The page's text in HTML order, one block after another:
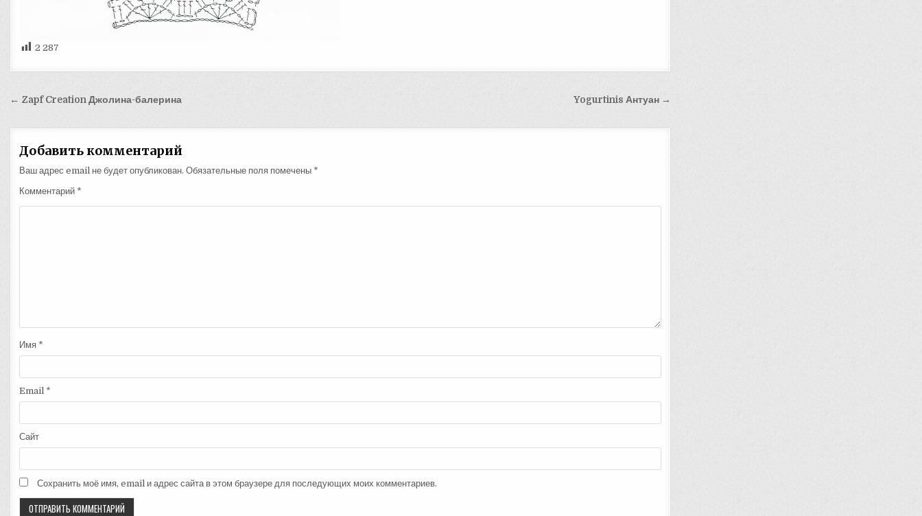
2 287
Навигация
записям
Yogurtinis Антуан →
← Zapf Creation Джолина-балерина
Добавить комментарий
Ваш адрес email не будет опубликован. Обязательные поля помечены *
Комментарий *
Имя *
Email *
Сайт
Сохранить моё имя, email и адрес сайта в этом браузере для последующих моих комментариев.